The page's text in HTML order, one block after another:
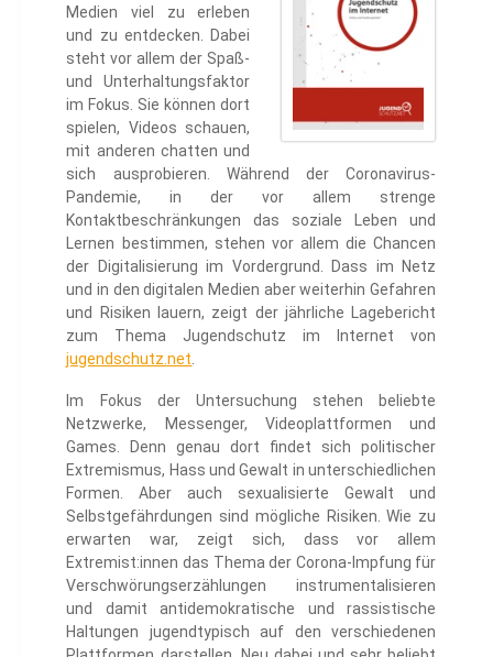
Medien viel zu erleben
und zu entdecken. Dabei
steht vor allem der Spaß-
und Unterhaltungsfaktor
im Fokus. Sie können dort
spielen, Videos schauen,
mit anderen chatten und
sich ausprobieren. Während der Coronavirus-
Pandemie, in der vor allem strenge
Kontaktbeschränkungen das soziale Leben und
Lernen bestimmen, stehen vor allem die Chancen
der Digitalisierung im Vordergrund. Dass im Netz
und in den digitalen Medien aber weiterhin Gefahren
und Risiken lauern, zeigt der jährliche Lagebericht
zum Thema Jugendschutz im Internet von
jugendschutz.net.
Im Fokus der Untersuchung stehen beliebte
Netzwerke, Messenger, Videoplattformen und
Games. Denn genau dort findet sich politischer
Extremismus, Hass und Gewalt in unterschiedlichen
Formen. Aber auch sexualisierte Gewalt und
Selbstgefährdungen sind mögliche Risiken. Wie zu
erwarten war, zeigt sich, dass vor allem
Extremist:innen das Thema der Corona-Impfung für
Verschwörungserzählungen instrumentalisieren
und damit antidemokratische und rassistische
Haltungen jugendtypisch auf den verschiedenen